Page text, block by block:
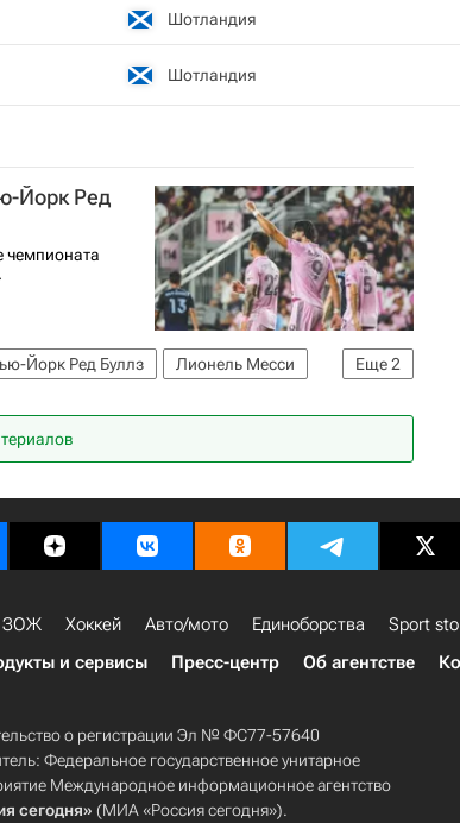
Шотландия
Шотландия
Йорк Ред
чемпионата
Еще2
Йорк Ред Буллз
Лионель Месси
ЗОЖ Хоккей Авто/мото Единоборства Sport
и сервисы Пресс-центр Об агентстве
о регистрации Эл № ФС77-57640
Федеральное государственное унитарное
Международное информационное агентство
сегодня» (МИА «Россия сегодня»).